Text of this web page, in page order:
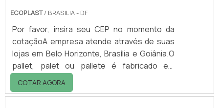
ECOPLAST/ BRASILIA - DF
Por favor, insira seu CEP no momento da
cotaçãoA empresa atende através de suas
lojas em Belo Horizonte, Brasília e Goiânia.O
pallet, palet ou pallete é fabricado em
polipropileno ou polietileno indicado para
câmara fria.É indicado para armazenagem de
COTAR AGORA